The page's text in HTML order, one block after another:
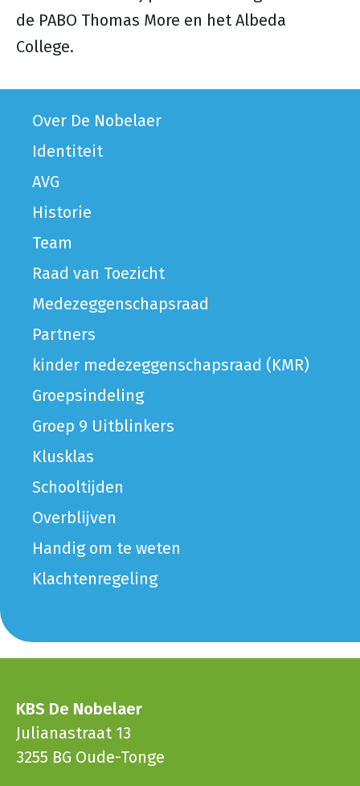
de PABO Thomas More en het Albeda
College.
Over De Nobelaer
Identiteit
AVG
Historie
Team
Raad van Toezicht
Medezeggenschapsraad
Partners
kinder medezeggenschapsraad (KMR)
Groepsindeling
Groep 9 Uitblinkers
Klusklas
Schooltijden
Overblijven
Handig om te weten
Klachtenregeling
KBS De Nobelaer
Julianastraat 13
3255 BG Oude-Tonge